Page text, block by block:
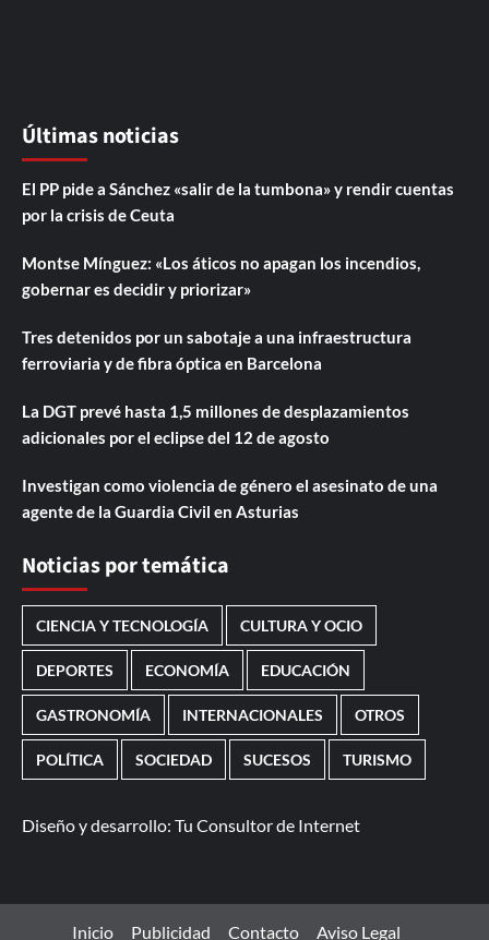
Últimas noticias
El PP pide a Sánchez «salir de la tumbona» y rendir cuentas
por la crisis de Ceuta
Montse Mínguez: «Los áticos no apagan los incendios,
gobernar es decidir y priorizar»
Tres detenidos por un sabotaje a una infraestructura
ferroviaria y de fibra óptica en Barcelona
La DGT prevé hasta 1,5 millones de desplazamientos
adicionales por el eclipse del 12 de agosto
Investigan como violencia de género el asesinato de una
agente de la Guardia Civil en Asturias
Noticias por temática
CIENCIA Y TECNOLOGÍA CULTURA Y OCIO
DEPORTES ECONOMÍA EDUCACIÓN
GASTRONOMÍA INTERNACIONALES OTROS
POLÍTICA SOCIEDAD SUCESOS TURISMO
Diseño y desarrollo: Tu Consultor de Internet
Inicio Publicidad Contacto Aviso Legal